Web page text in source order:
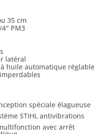
35 cm
4″ PM3
latéral
huile automatique réglable
spéciale élagueuse
STIHL antivibrations
avec arrêt